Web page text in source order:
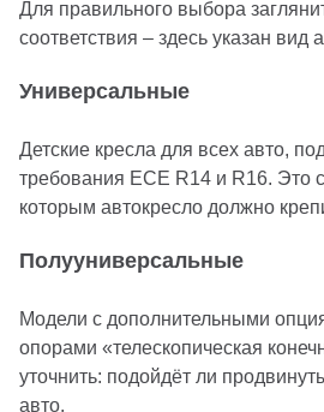
Для правильного выбора
соответствия – здесь указан вид
Универсальные
Детские кресла для всех авто,
требования ECE R14 и R16. Это
которым автокресло должно
Полууниверсальные
Модели с дополнительными
опорами «телескопическая
уточнить: подойдёт ли
авто.